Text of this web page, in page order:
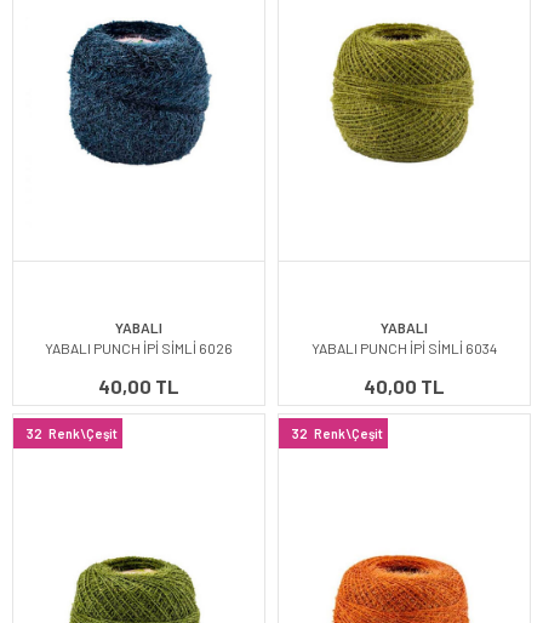
YABALI
YABALI PUNCH İPİ SİMLİ 6026
40,00 TL
YABALI
YABALI PUNCH İPİ SİMLİ 6034
40,00 TL
32 Renk\Çeşit 32 Renk\Çeşit